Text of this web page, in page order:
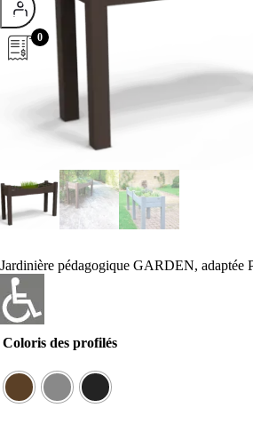
0
Jardinière pédagogique GARDEN, adaptée
Coloris des profilés